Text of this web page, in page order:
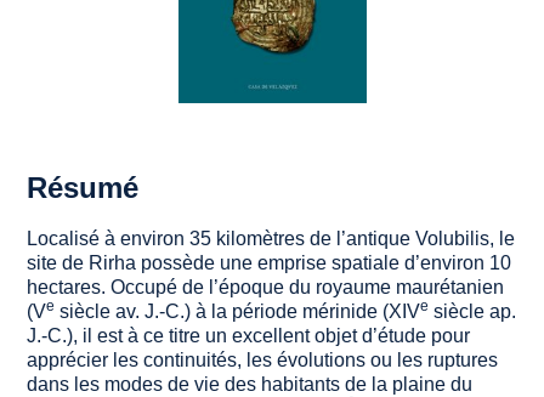
Résumé
Localisé à environ 35 kilomètres de l’antiqueVolubilis, le
site de Rirha possède une emprise spatiale d’environ 10
hectares. Occupé de l’époque du royaume maurétanien
(Ve siècle av. J.-C.) à la période mérinide (XIVe siècle ap.
J.-C.), il est à ce titre un excellent objet d’étude pour
apprécier les continuités, les évolutions ou les ruptures
dans les modes de vie des habitants de la plaine du